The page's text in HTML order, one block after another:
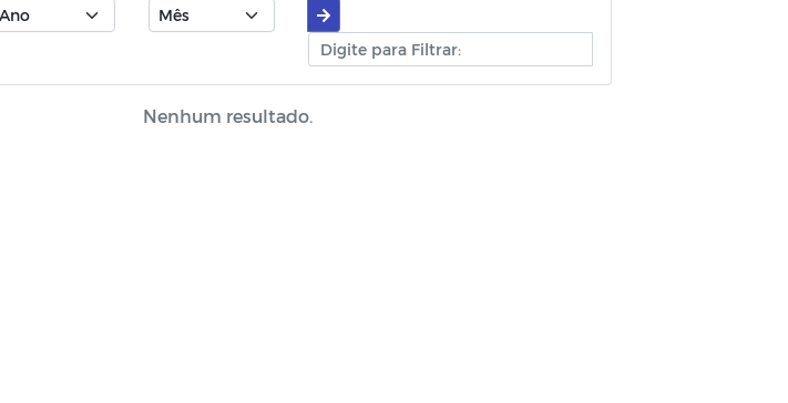
Nenhum resultado.